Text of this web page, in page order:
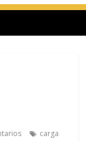
carga